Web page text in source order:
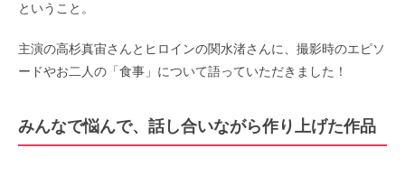
ということ。
主演の高杉真宙さんとヒロインの関水渚さんに、撮影時のエピソ
ードやお二人の「食事」について語っていただきました！
みんなで悩んで、話し合いながら作り上げた作品